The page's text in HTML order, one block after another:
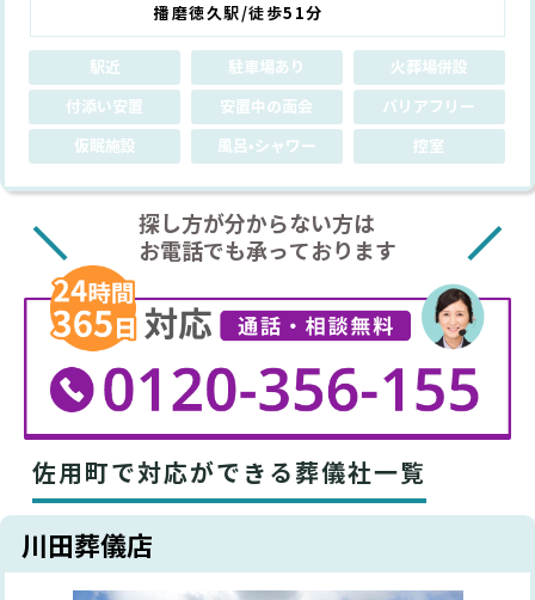
播磨徳久駅/徒歩51分
駅近 駐車場あり
火葬場併設
付添い安置
安置中の面会
バリアフリー
仮眠施設
風呂•シャワー 控室
探し方が分からない方は
お電話でも承っております
佐用町で対応ができる葬儀社一覧
川田葬儀店